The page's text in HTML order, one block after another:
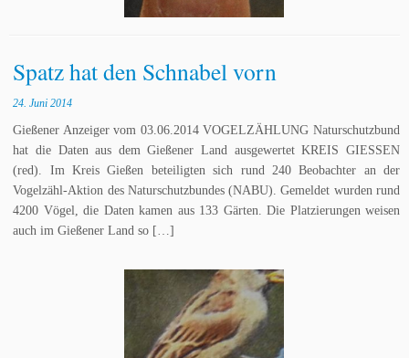
Spatz hat den Schnabel vorn
24. Juni 2014
Gießener Anzeiger vom 03.06.2014 VOGELZÄHLUNG Naturschutzbund
hat die Daten aus dem Gießener Land ausgewertet KREIS GIESSEN
(red). Im Kreis Gießen beteiligten sich rund 240 Beobachter an der
Vogelzähl-Aktion des Naturschutzbundes (NABU). Gemeldet wurden rund
4200 Vögel, die Daten kamen aus 133 Gärten. Die Platzierungen weisen
auch im Gießener Land so […]